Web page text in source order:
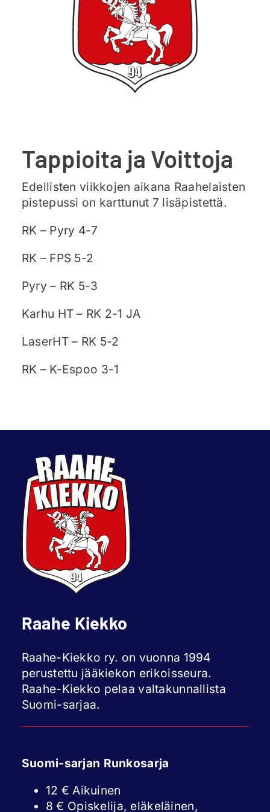
Ajankohtaista
Tappioita ja Voittoja
Edellisten viikkojen aikana Raahelaisten
pistepussi on karttunut 7 lisäpistettä.
RK – Pyry 4-7
RK – FPS 5-2
Pyry – RK 5-3
Karhu HT – RK 2-1 JA
LaserHT – RK 5-2
RK – K-Espoo 3-1
Raahe Kiekko
Raahe-Kiekko ry. on vuonna 1994
perustettu jääkiekon erikoisseura.
Raahe-Kiekko pelaa valtakunnallista
Suomi-sarjaa.
Suomi-sarjan Runkosarja
12 € Aikuinen
8 € Opiskelija, eläkeläinen,